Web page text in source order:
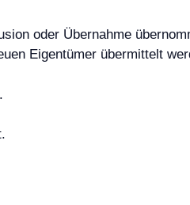
oder Übernahme
Eigentümer übermittelt